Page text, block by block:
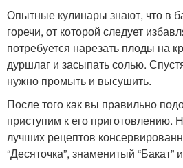
Опытные кулинары знают, что в
горечи, от которой следует
потребуется нарезать плоды на
дуршлаг и засыпать солью.
нужно промыть и высушить.
После того как вы правильно
приступим к его приготовлению.
лучших рецептов
“Десяточка”, знаменитый “Бакат”